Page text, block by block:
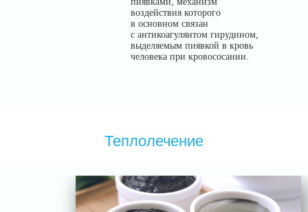
воздействия которого
в основном связан
с антикоагулянтом гирудином,
выделяемым пиявкой в кровь
человека при кровососании.
Теплолечение